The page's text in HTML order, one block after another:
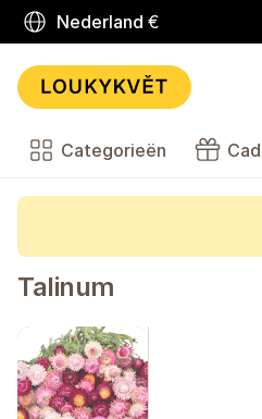
Nederland €
Categorieën
Talinum